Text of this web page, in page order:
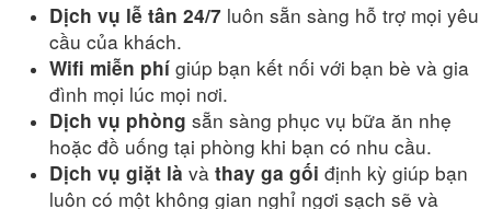
Dịch vụ lễ tân 24/7 luôn sẵn sàng hỗ trợ mọi yêu
cầu của khách.
Wifi miễn phí giúp bạn kết nối với bạn bè và gia
đình mọi lúc mọi nơi.
Dịch vụ phòng sẵn sàng phục vụ bữa ăn nhẹ
hoặc đồ uống tại phòng khi bạn có nhu cầu.
Dịch vụ giặt là và thay ga gối định kỳ giúp bạn
luôn có một không gian nghỉ ngơi sạch sẽ và